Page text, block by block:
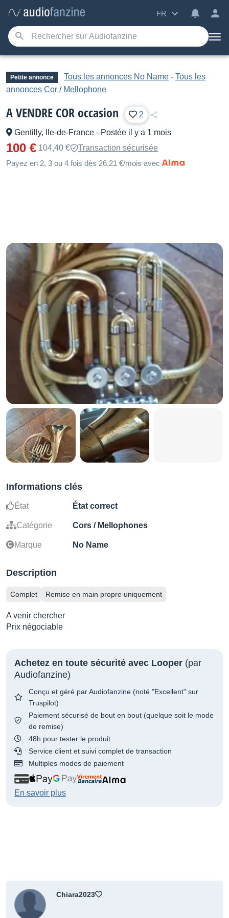
FR
Petite annonce Tous les annonces No Name - Tous les
annonces Cor / Mellophone
A VENDRE COR occasion 2
Gentilly, Ile-de-France - Postée il y a 1 mois
100 € 104,40 €
Transaction sécurisée
Payez en 2, 3 ou 4 fois dès 26,21 €/mois avec
Informations clés
État État correct
Catégorie Cors / Mellophones
Marque No Name
Description
Complet Remise en main propre uniquement
A venir chercher
Prix négociable
Achetez en toute sécurité avec Looper (par
Audiofanzine)
Conçu et géré par Audiofanzine (noté "Excellent" sur
Truspilot)
Paiement sécurisé de bout en bout (quelque soit le mode
de remise)
48h pour tester le produit
Service client et suivi complet de transaction
Multiples modes de paiement
En savoir plus
Chiara2023